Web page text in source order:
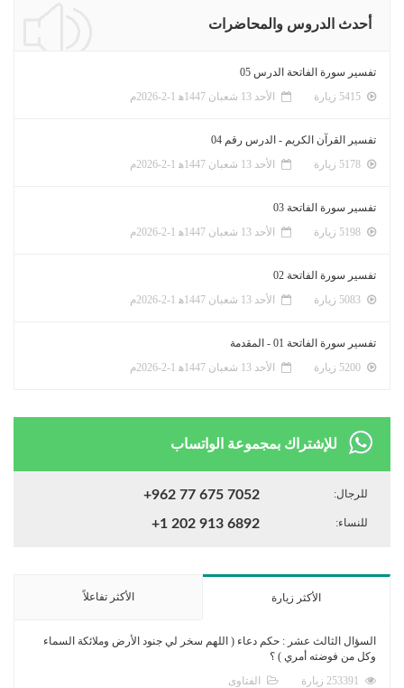
أحدث الدروس والمحاضرات
تفسير سورة الفاتحة الدرس 05
الأحد 13 شعبان 1447ﻫ 1-2-2026م
تفسير القرآن الكريم - الدرس رقم 04
الأحد 13 شعبان 1447ﻫ 1-2-2026م
تفسير سورة الفاتحة 03
الأحد 13 شعبان 1447ﻫ 1-2-2026م
تفسير سورة الفاتحة 02
الأحد 13 شعبان 1447ﻫ 1-2-2026م
تفسير سورة الفاتحة 01 - المقدمة
الأحد 13 شعبان 1447ﻫ 1-2-2026م
للإشتراك بمجموعة الواتساب
للرجال: +962 77 675 7052
للنساء: +1 202 913 6892
الأكثر زيارة الأكثر تفاعلاً
السؤال الثالث عشر : حكم دعاء ( اللهم سخر لي جنود الأرض وملائكة السماء
وكل من فوضته أمري ) ؟
الفتاوى